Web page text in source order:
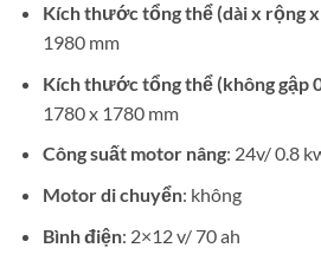
Kích thước tổng thể (dài x rộng x
1980 mm
Kích thước tổng thể (không gập
1780 x 1780 mm
Công suất motor nâng: 24v/ 0.8
Motor di chuyển: không
Bình điện: 2×12 v/ 70 ah